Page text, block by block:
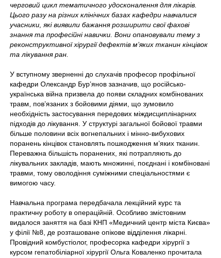
черговий цикл тематичного удосконалення для лікарів.
Цього разу на різних клінічних базах кафедри навчалися
учасники, які виявили бажання розширити свої фахові
знання та професійні навички. Вони опановували тему з
реконструктивної хірургії дефектів м’яких тканин кінцівок
та лікування ран.
У вступному зверненні до слухачів професор профільної
кафедри Олександр Бур’янов зазначив, що російсько-
українська війна призвела до появи складних комбінованих
травм, пов’язаних з бойовими діями, що зумовило
необхідність застосування передових міждисциплінарних
підходів до лікування. У структурі загальної бойової травми
більше половини всіх вогнепальних і мінно-вибухових
поранень кінцівок становлять пошкодження м’яких тканин.
Переважна більшість поранених, які потрапляють до
лікувальних закладів, мають множинні, поєднані і комбіновані
травми, тому оволодіння суміжними спеціальностями є
вимогою часу.
Навчальна програма передбачала лекційний курс та
практичну роботу в операційній. Особливо змістовним
видалося заняття на базі КНП «Медичний центр міста Києва»
у філії №8, де розташоване опікове відділення лікарні.
Провідний комбустіолог, професорка кафедри хірургії з
курсом гепатобіліарної хірургії Ольга Коваленко прочитала